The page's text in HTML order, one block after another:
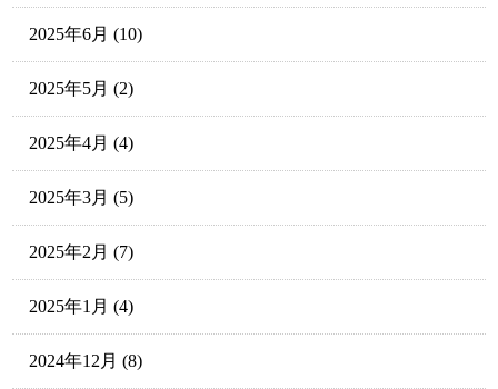
2025年6月 (10)
2025年5月 (2)
2025年4月 (4)
2025年3月 (5)
2025年2月 (7)
2025年1月 (4)
2024年12月 (8)